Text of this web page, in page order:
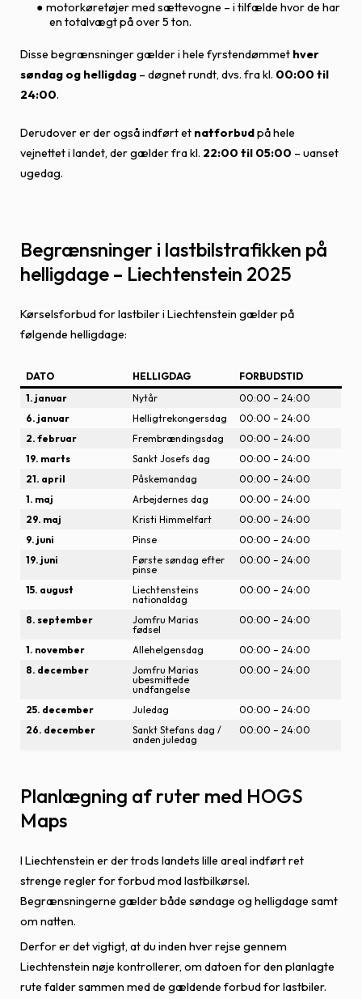
motorkøretøjer med sættevogne – i tilfælde hvor de har
en totalvægt på over 5 ton.
Disse begrænsninger gælder i hele fyrstendømmet hver
søndag og helligdag – døgnet rundt, dvs. fra kl. 00:00 til
24:00.
Derudover er der også indført et natforbudpå hele
vejnettet i landet, der gælder fra kl. 22:00 til 05:00 – uanset
ugedag.
Begrænsninger i lastbilstrafikken på
helligdage – Liechtenstein 2025
Kørselsforbud for lastbiler i Liechtenstein gælder på
følgende helligdage:
DATO HELLIGDAG
FORBUDSTID
1. januar
Nytår
00:00 – 24:00
6. januar
Helligtrekongersdag
00:00 – 24:00
2. februar
Frembrændingsdag
00:00 – 24:00
19. marts
Sankt Josefs dag
00:00 – 24:00
21. april
Påskemandag
00:00 – 24:00
1. maj
Arbejdernes dag
00:00 – 24:00
29. maj
Kristi Himmelfart
00:00 – 24:00
9. juni
Pinse
00:00 – 24:00
19. juni
Første søndag efter
pinse
00:00 – 24:00
15. august
Liechtensteins
nationaldag
00:00 – 24:00
8. september
Jomfru Marias
fødsel
00:00 – 24:00
1. november Allehelgensdag
00:00 – 24:00
8. december
Jomfru Marias
ubesmittede
undfangelse
00:00 – 24:00
25. december Juledag
00:00 – 24:00
26. december
Sankt Stefans dag /
anden juledag
00:00 – 24:00
Planlægning af ruter med HOGS
Maps
I Liechtenstein er der trods landets lille areal indført ret
strenge regler for forbud mod lastbilkørsel.
Begrænsningerne gælder både søndage og helligdage samt
om natten.
Derfor er det vigtigt, at du inden hver rejse gennem
Liechtenstein nøje kontrollerer, om datoen for den planlagte
rute falder sammen med de gældende forbud for lastbiler.